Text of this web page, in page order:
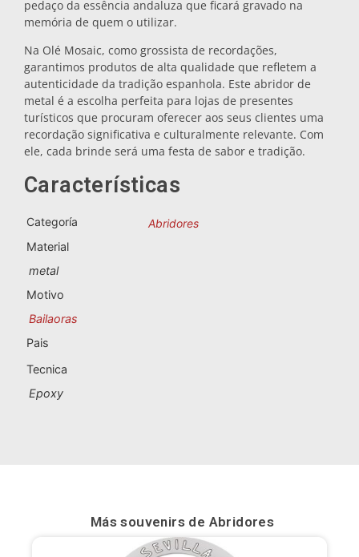
Souvenirs por ciudad
Souvenirs de España
A Coruña
Alicante
Almería
pedaço da essência andaluza que ficará gravado na
memória de quem o utilizar.
Na Olé Mosaic, como grossista de recordações,
garantimos produtos de alta qualidade que refletem a
autenticidade da tradição espanhola. Este abridor de
metal é a escolha perfeita para lojas de presentes
turísticos que procuram oferecer aos seus clientes uma
recordação significativa e culturalmente relevante. Com
ele, cada brinde será uma festa de sabor e tradição.
Características
Categoría
Abridores
Material
metal
Motivo
Bailaoras
Pais
Tecnica
Epoxy
Más souvenirs de Abridores